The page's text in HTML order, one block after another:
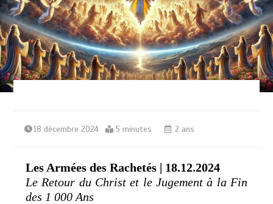
18 décembre 2024 5 minutes 2 ans
Les Armées des Rachetés | 18.12.2024
Le Retour du Christ et le Jugement à la Fin
des 1 000 Ans